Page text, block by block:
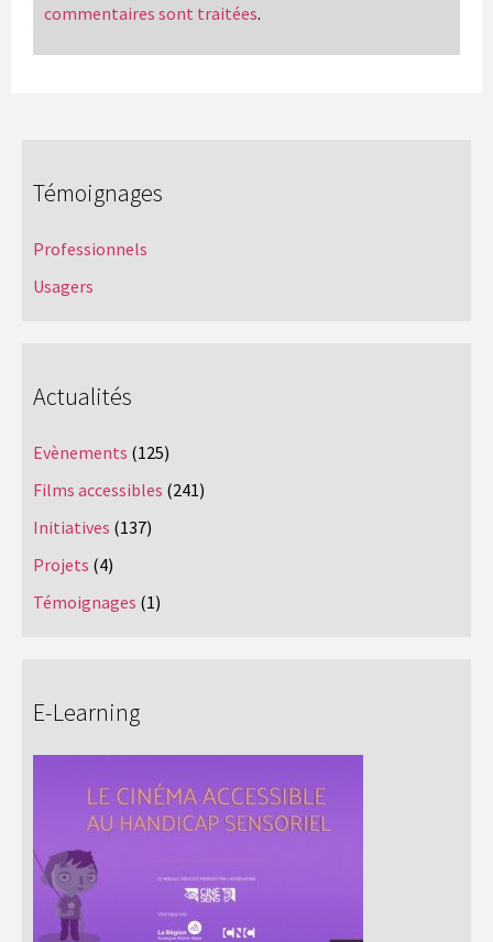
commentaires sont traitées.
Témoignages
Professionnels
Usagers
Actualités
Evènements (125)
Films accessibles (241)
Initiatives (137)
Projets (4)
Témoignages (1)
E-Learning